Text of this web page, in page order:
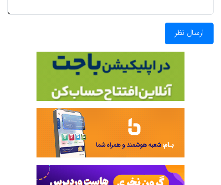
ارسال نظر